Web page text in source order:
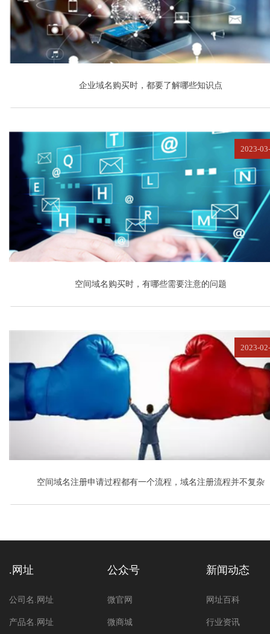
企业域名购买时，都要了解哪些知识点
2023-
空间域名购买时，有哪些需要注意的问题
2023-
空间域名注册申请过程都有一个流程，域名注册流程并不复杂
.网址
公司名.网址
产品名.网址
公众号
微官网
微商城
新闻动态
网址百科
行业资讯